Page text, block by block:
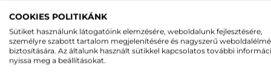
A média kezelése során a Sato CL6NX Plus
átmérőjű magokra fókuszál, ami az ipari
kellékanyag-csere gyakoriságát. A minimális
A pontos pozicionálás érdekében az eszközben
COOKIES POLITIKÁNK
Sütiket használunk látogatóink elemzésére, weboldalunk fejlesztésére,
személyre szabott tartalom megjelenítésére és nagyszerű
biztosítására. Az általunk használt sütikkel kapcsolatos további
nyissa meg a beállításokat.